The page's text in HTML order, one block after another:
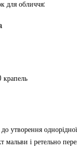
для обличчя:
утворення
і ретельно